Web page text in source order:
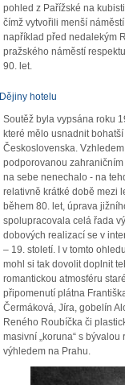
pohled z Pařížské na
čímž vytvořili menší
například před nedalekým
pražského náměstí
90. let.
Dějiny hotelu
Soutěž byla vypsána roku
které mělo usnadnit
Československa.
podporovanou
na sebe nenechalo - na
relativně krátké době mezi
během 80. let, úprava
spolupracovala celá řada
dobových realizací se v
– 19. století. I v tomto
mohl si tak dovolit doplnit
romantickou atmosféru
připomenutí plátna
Čermáková, Jíra, gobelín
Reného Roubíčka či
masivní „koruna“ s
výhledem na Prahu.